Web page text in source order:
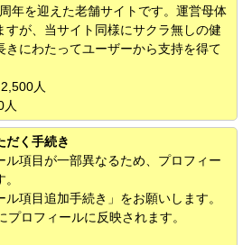
年を迎えた老舗サイトです。運営母体
すが、当サイト同様にサクラ無しの健
きにわたってユーザーから支持を得て
人
だく手続き
ル項目が一部異なるため、プロフィー
項目追加手続き」をお願いします。
ロフィールに反映されます。